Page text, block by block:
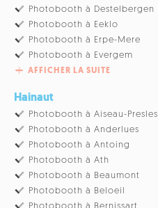
Photobooth à Destelbergen
Photobooth à Eeklo
Photobooth à Erpe-Mere
Photobooth à Evergem
AFFICHER LA SUITE
Hainaut
Photobooth à Aiseau-Presles
Photobooth à Anderlues
Photobooth à Antoing
Photobooth à Ath
Photobooth à Beaumont
Photobooth à Beloeil